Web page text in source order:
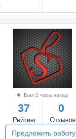
Был 2 часа назад
37
Рейтинг
0
Отзывов
Предложить работу